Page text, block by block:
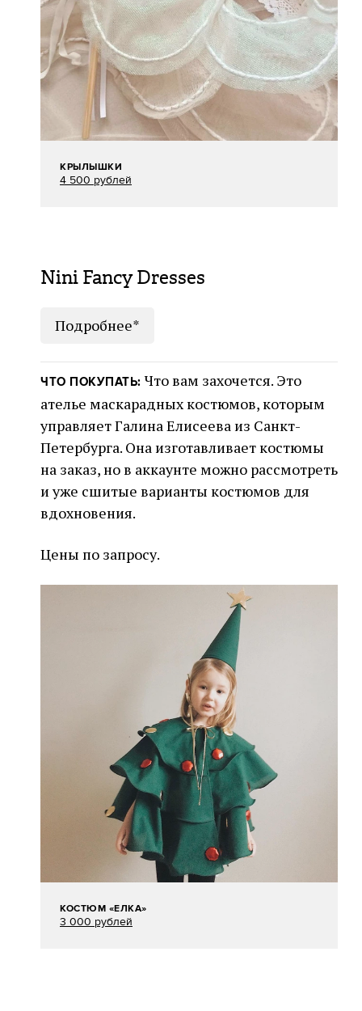
КРЫЛЫШКИ
4 500 рублей
Nini Fancy Dresses
Подробнее*
ЧТО ПОКУПАТЬ: Что вам захочется. Это
ателье маскарадных костюмов, которым
управляет Галина Елисеева из Санкт-
Петербурга. Она изготавливает костюмы
на заказ, но в аккаунте можно рассмотреть
и уже сшитые варианты костюмов для
вдохновения.
Цены по запросу.
КОСТЮМ «ЕЛКА»
3 000 рублей